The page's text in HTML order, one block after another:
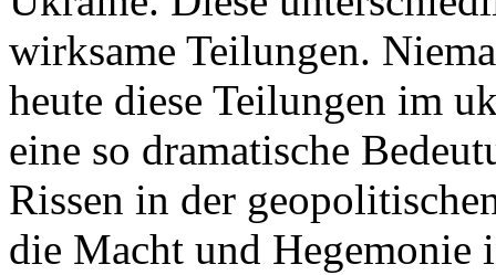
wirksame Teilungen.
heute diese Teilungen im
eine so dramatische
Rissen in der
die Macht und Hegemonie